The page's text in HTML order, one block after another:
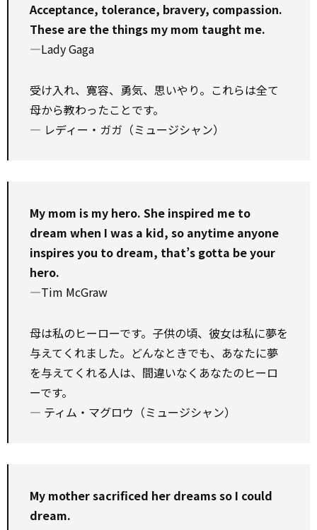
Acceptance, tolerance, bravery, compassion.
These are the things my mom taught me.
—Lady Gaga
受け入れ、寛容、勇気、思いやり。これらは全て
母から教わったことです。
― レディー・ガガ（ミュージシャン）
My mom is my hero. She inspired me to
dream when I was a kid, so anytime anyone
inspires you to dream, that’s gotta be your
hero.
—Tim McGraw
母は私のヒーローです。子供の頃、彼女は私に夢を
与えてくれました。どんなときでも、あなたに夢
を与えてくれる人は、間違いなくあなたのヒーロ
ーです。
― ティム・マグロウ（ミュージシャン）
My mother sacrificed her dreams so I could
dream.